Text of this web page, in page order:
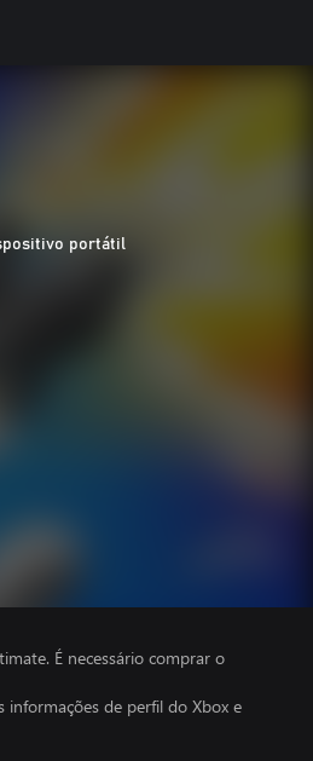
portátil
É necessário comprar o
informações de perfil do Xbox e